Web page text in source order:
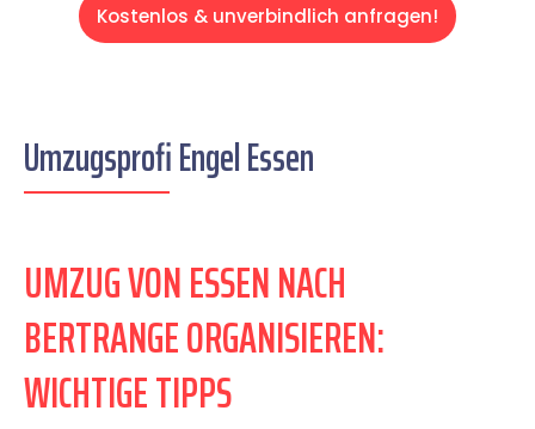
Kostenlos & unverbindlich anfragen!
Umzugsprofi Engel Essen
UMZUG VON ESSEN NACH
BERTRANGE ORGANISIEREN:
WICHTIGE TIPPS